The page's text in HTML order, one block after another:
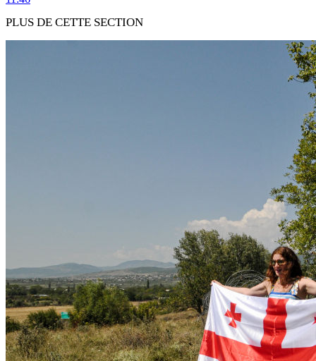
PLUS DE CETTE SECTION